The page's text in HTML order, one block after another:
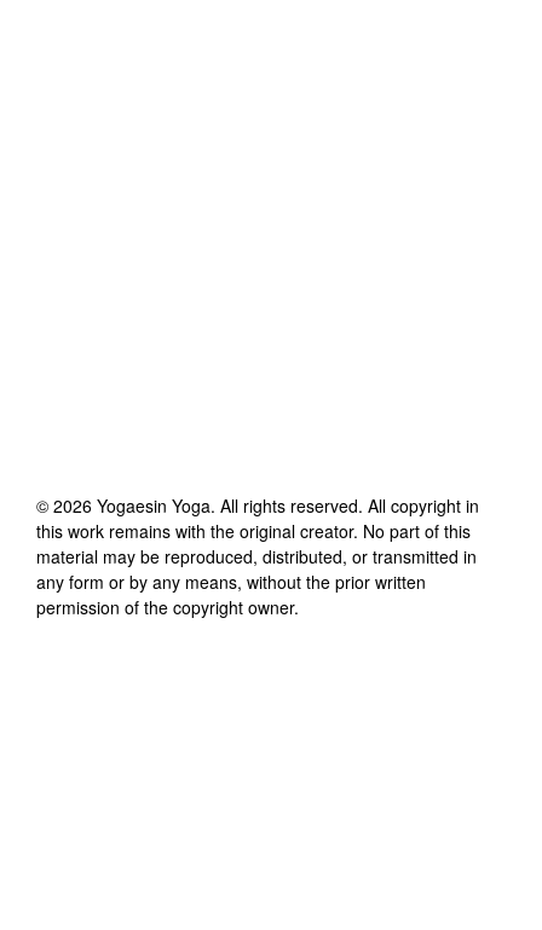
© 2026 Yogaesin Yoga. All rights reserved. All copyright in
this work remains with the original creator. No part of this
material may be reproduced, distributed, or transmitted in
any form or by any means, without the prior written
permission of the copyright owner.